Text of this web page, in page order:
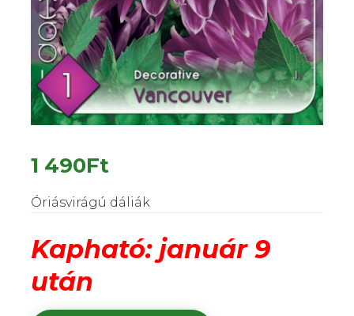
1 490Ft
Óriásvirágú dáliák
Kapható: január 9
után